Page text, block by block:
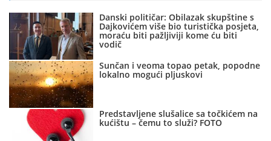
Danski političar: Obilazak skupštine s
Dajkovićem više bio turistička posjeta,
moraću biti pažljiviji kome ću biti
vodič
Sunčan i veoma topao petak, popodne
lokalno mogući pljuskovi
Predstavljene slušalice sa točkićem na
kućištu – čemu to služi? FOTO